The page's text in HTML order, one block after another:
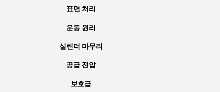
표면 처리
운동 원리
실린더 마무리
공급 전압
보호급